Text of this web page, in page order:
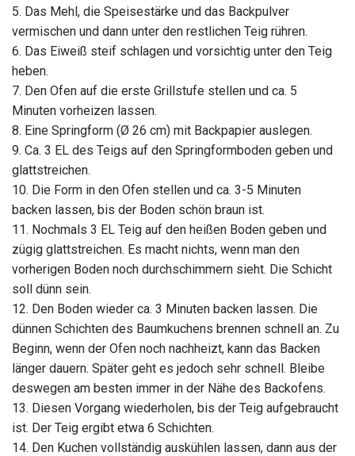
5. Das Mehl, die Speisestärke und das Backpulver
vermischen und dann unter den restlichen Teig rühren.
6. Das Eiweiß steif schlagen und vorsichtig unter den Teig
heben.
7. Den Ofen auf die erste Grillstufe stellen und ca. 5
Minuten vorheizen lassen.
8. Eine Springform (Ø 26 cm) mit Backpapier auslegen.
9. Ca. 3 EL des Teigs auf den Springformboden geben und
glattstreichen.
10. Die Form in den Ofen stellen und ca. 3-5 Minuten
backen lassen, bis der Boden schön braun ist.
11. Nochmals 3 EL Teig auf den heißen Boden geben und
zügig glattstreichen. Es macht nichts, wenn man den
vorherigen Boden noch durchschimmern sieht. Die Schicht
soll dünn sein.
12. Den Boden wieder ca. 3 Minuten backen lassen. Die
dünnen Schichten des Baumkuchens brennen schnell an. Zu
Beginn, wenn der Ofen noch nachheizt, kann das Backen
länger dauern. Später geht es jedoch sehr schnell. Bleibe
deswegen am besten immer in der Nähe des Backofens.
13. Diesen Vorgang wiederholen, bis der Teig aufgebraucht
ist. Der Teig ergibt etwa 6 Schichten.
14. Den Kuchen vollständig auskühlen lassen, dann aus der